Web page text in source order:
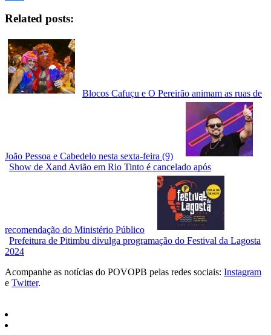
Related posts:
Blocos Cafuçu e O Pereirão animam as ruas de
João Pessoa e Cabedelo nesta sexta-feira (9)
Show de Xand Avião em Rio Tinto é cancelado após
recomendação do Ministério Público
Prefeitura de Pitimbu divulga programação do Festival da Lagosta
2024
Acompanhe as notícias do POVOPB pelas redes sociais: Instagram
e Twitter.